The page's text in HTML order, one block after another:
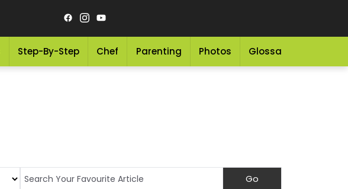
Step-By-Step Chef Parenting Photos Glossary